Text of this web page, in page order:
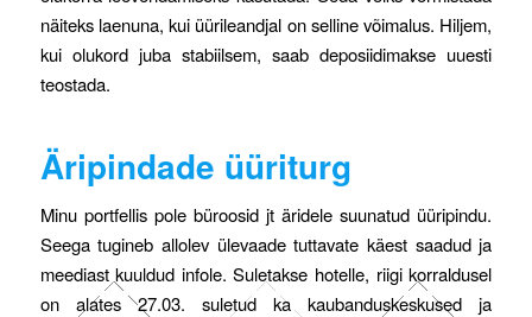
näiteks laenuna, kui üürileandjal on selline võimalus. Hiljem,
kui olukord juba stabiilsem, saab deposiidimakse uuesti
teostada.
Äripindade üüriturg
Minu portfellis pole büroosid jt äridele suunatud üüripindu.
Seega tugineb allolev ülevaade tuttavate käest saadud ja
meediast kuuldud infole. Suletakse hotelle, riigi korraldusel
on alates 27.03. suletud ka kaubanduskeskused ja